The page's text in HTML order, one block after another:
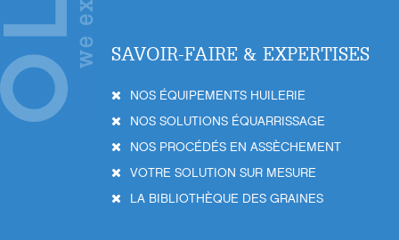
SAVOIR-FAIRE & EXPERTISES
NOS ÉQUIPEMENTS HUILERIE
NOS SOLUTIONS ÉQUARRISSAGE
NOS PROCÉDÉS EN ASSÈCHEMENT
VOTRE SOLUTION SUR MESURE
LA BIBLIOTHÈQUE DES GRAINES